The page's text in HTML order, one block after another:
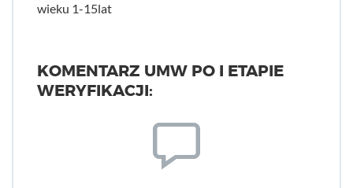
wieku 1-15lat
KOMENTARZ UMW PO I ETAPIE
WERYFIKACJI: